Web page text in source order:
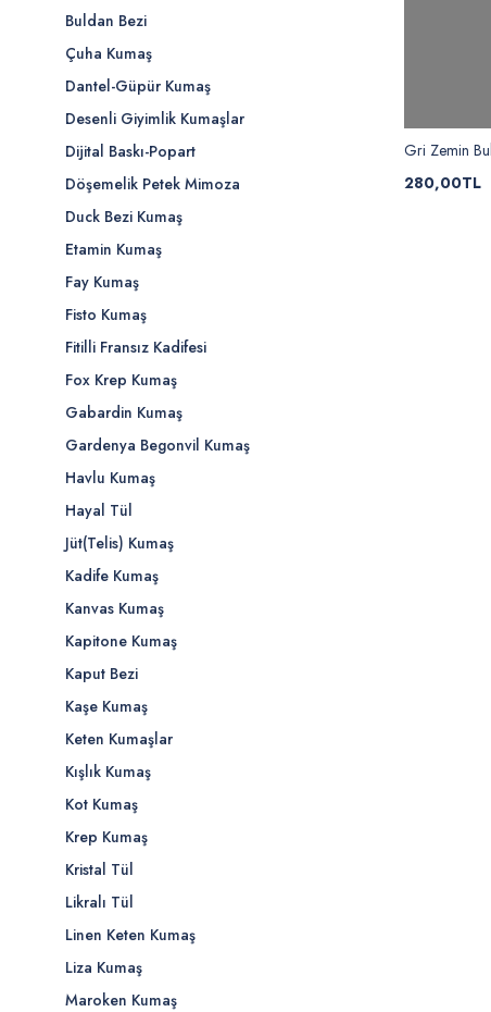
Buldan Bezi
Çuha Kumaş
Dantel-Güpür Kumaş
Desenli Giyimlik Kumaşlar
Dijital Baskı-Popart
Döşemelik Petek Mimoza
Duck Bezi Kumaş
Etamin Kumaş
Fay Kumaş
Fisto Kumaş
Fitilli Fransız Kadifesi
Fox Krep Kumaş
Gabardin Kumaş
Gardenya Begonvil Kumaş
Havlu Kumaş
Hayal Tül
Jüt(Telis) Kumaş
Kadife Kumaş
Kanvas Kumaş
Kapitone Kumaş
Kaput Bezi
Kaşe Kumaş
Keten Kumaşlar
Kışlık Kumaş
Kot Kumaş
Krep Kumaş
Kristal Tül
Likralı Tül
Linen Keten Kumaş
Liza Kumaş
Maroken Kumaş
Gri Zemin
280,00TL